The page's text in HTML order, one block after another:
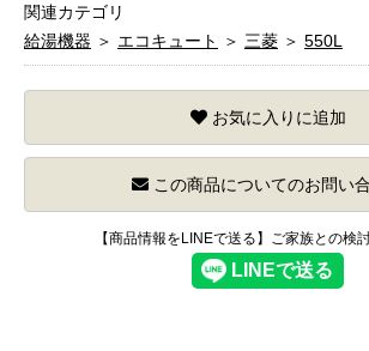
関連カテゴリ
給湯機器 ＞ エコキュート ＞ 三菱 ＞ 550L
お気に入りに追加
この商品についてのお問い
【商品情報をLINEで送る】ご家族との検